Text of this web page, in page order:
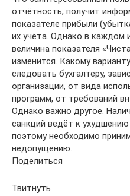
отчётность, получит
показателе прибыли
их учёта. Однако в каждом
величина показателя
изменится. Какому
следовать бухгалтеру,
организации, от вида
программ, от требований
Однако важно другое.
санкций ведёт к
поэтому необходимо
недопущению.
Поделиться
Твитнуть